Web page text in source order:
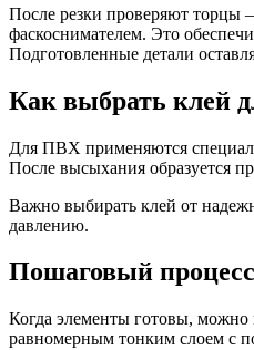
После резки проверяют торцы
фаскоснимателем. Это
Подготовленные детали
Как выбрать клей
Для ПВХ применяются
После высыхания образуется
Важно выбирать клей от
давлению.
Пошаговый
Когда элементы готовы, можно
равномерным тонким слоем с